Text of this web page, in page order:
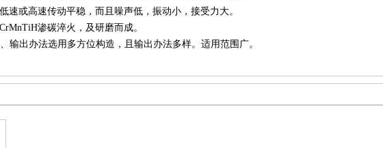
速或高速传动平稳，而且噪声低，振动小，接受力大。
渗碳淬火，及研磨而成。
输出办法选用多方位构造，且输出办法多样。适用范围广。